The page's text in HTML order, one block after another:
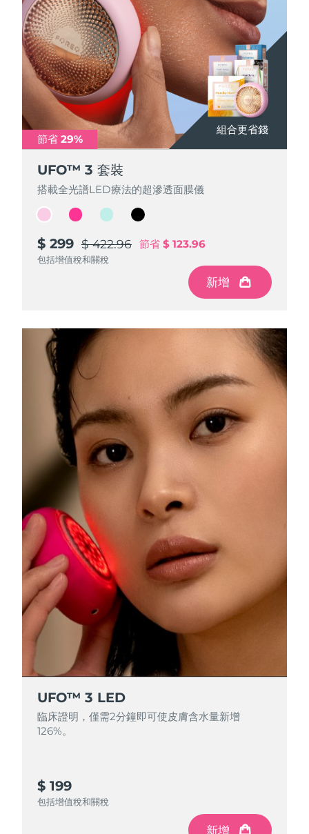
組合更省錢
節省 29%
UFO™ 3 套裝
搭載全光譜LED療法的超滲透面膜儀
$ 299 $ 422.96 節省 $ 123.96
包括增值稅和關稅
新增
組合更省錢
節省 29%
UFO™ 3 套裝
搭載全光譜LED療法的超滲透面膜儀
$ 299 $ 422.96 節省 $ 123.96
包括增值稅和關稅
新增
組合更省錢
節省 29%
UFO™ 3 套裝
搭載全光譜LED療法的超滲透面膜儀
$ 299 $ 422.96 節省 $ 123.96
包括增值稅和關稅
新增
組合更省錢
節省 29%
UFO™ 3 套裝
搭載全光譜LED療法的超滲透面膜儀
$ 299 $ 422.96 節省 $ 123.96
包括增值稅和關稅
新增
UFO™ 3 LED
臨床證明，僅需2分鐘即可使皮膚含水量新增
126%。
$ 199
包括增值稅和關稅
新增
PEACH™ 2 go
Travel-friendly IPL hair removal
PEACH™ Cooling Prep Gel
Cooling IPL hair removal gel
SUPERCHARGED™ serum
Firming body serum
ESPADA™ 2
Acne treatment device
ESPADA™ Blemish Solution
Concentrated acne gel
ESPADA™ 設備
IRIS™ 2
Rejuvenating eye massager
眼部護膚
Advanced eye care treatment
眼部護理設備
毛孔護理
KIWI™ derma
Diamond microdermabrasion .
KIWI™
Blackhead remover
KIWI™ 皮肤护理
Advanced pore care essentials
護發
LUNA™ 4 hair
2-in-1 LED scalp massager
FLIP™ play advanced
LED light hairbrush
LUNA™ Dual-Peptide Scalp
Serum
For healthy hair
牙齒美白
NEW
issa™ Teeth Whitening Set
issa™ Teeth Whitening Gel
護膚品 男士
FOREO APP
關於我們
中國香港特別行政區 預計送達日期09/08/2026
匈牙利 預計送達日期08/08/2026
冰島 預計送達日期09/08/2026
印尼 預計送達日期06/08/2026
愛爾蘭 預計送達日期08/08/2026
曼島 預計送達日期
以色列
義大利 預計送達日期
預計送達日期 11/08/2026
哈薩克 10/08/2026
科威特 預計送達日期08/08/2026
拉脫維亞 預計送達日期08/08/2026
黎巴嫩 預計送達日期
立陶宛
盧森堡 預計送達日期
中國澳門特別行政區 預計送達日期
馬來西亞 預計送達日期 11/08/2026
馬爾他 預計送達日期08/08/2026
墨西哥 預計送達日期
摩納哥 預計送達日期
荷蘭
紐西蘭
阿曼